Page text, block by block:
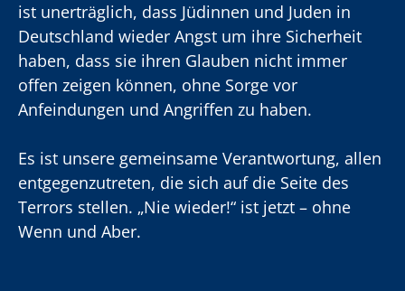
ist unerträglich, dass Jüdinnen und Juden in
Deutschland wieder Angst um ihre Sicherheit
haben, dass sie ihren Glauben nicht immer
offen zeigen können, ohne Sorge vor
Anfeindungen und Angriffen zu haben.
Es ist unsere gemeinsame Verantwortung, allen
entgegenzutreten, die sich auf die Seite des
Terrors stellen. „Nie wieder!“ ist jetzt – ohne
Wenn und Aber.